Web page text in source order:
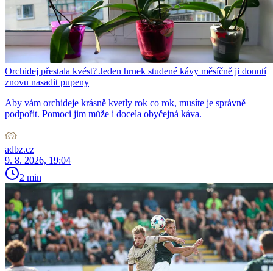
Orchidej přestala kvést? Jeden hrnek studené kávy měsíčně ji donutí
znovu nasadit pupeny
Aby vám orchideje krásně kvetly rok co rok, musíte je správně
podpořit. Pomoci jim může i docela obyčejná káva.
adbz.cz
9. 8. 2026, 19:04
2 min